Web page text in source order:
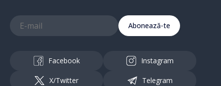
Abonează-te
Facebook Instagram
X/Twitter Telegram